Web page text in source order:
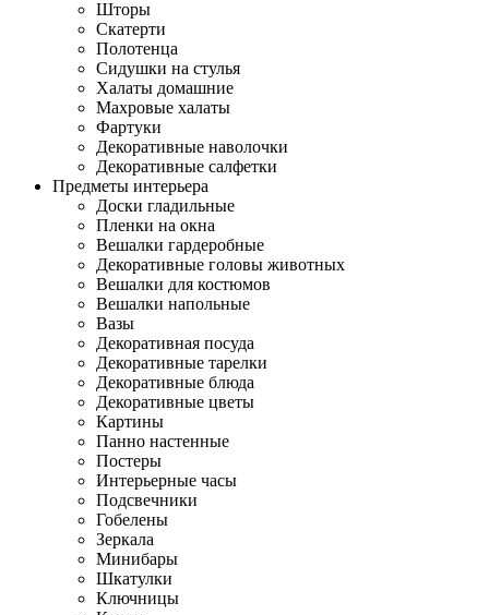
Шторы
Скатерти
Полотенца
Сидушки на стулья
Халаты домашние
Махровые халаты
Фартуки
Декоративные наволочки
Декоративные салфетки
Предметы интерьера
Доски гладильные
Пленки на окна
Вешалки гардеробные
Декоративные головы животных
Вешалки для костюмов
Вешалки напольные
Вазы
Декоративная посуда
Декоративные тарелки
Декоративные блюда
Декоративные цветы
Картины
Панно настенные
Постеры
Интерьерные часы
Подсвечники
Гобелены
Зеркала
Минибары
Шкатулки
Ключницы